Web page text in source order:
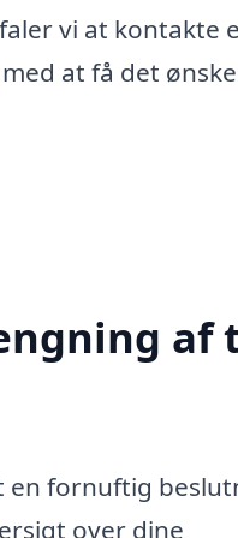
vi at kontakte
at få det
af
en fornuftig
over dine